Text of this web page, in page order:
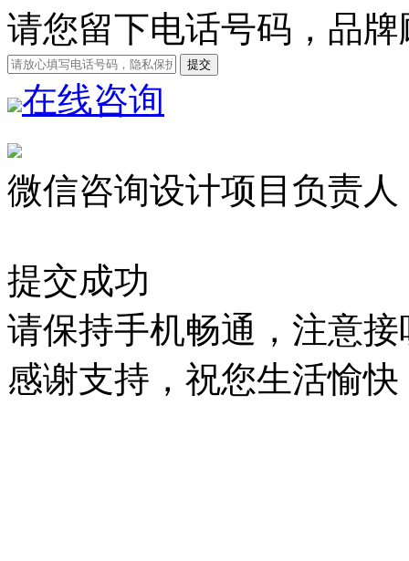
请您留下电话号码，品
在线咨询
微信咨询设计项目负责人
提交成功
请保持手机畅通，注意
感谢支持，祝您生活愉快